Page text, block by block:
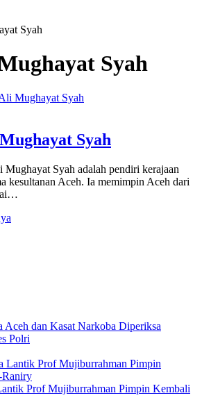
Syah
Syah
Syah
Syah adalah pendiri kerajaan
kesultanan Aceh. Ia memimpin Aceh dari
Aceh dan Kasat Narkoba Diperiksa
Polri
Prof Mujiburrahman Pimpin Kembali